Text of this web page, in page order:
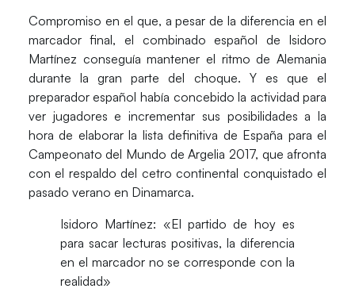
Compromiso en el que, a pesar de la diferencia en el
marcador final, el combinado español de Isidoro
Martínez conseguía mantener el ritmo de Alemania
durante la gran parte del choque. Y es que el
preparador español había concebido la actividad para
ver jugadores e incrementar sus posibilidades a la
hora de elaborar la lista definitiva de España para el
Campeonato del Mundo de Argelia 2017, que afronta
con el respaldo del cetro continental conquistado el
pasado verano en Dinamarca.
Isidoro Martínez: «El partido de hoy es
para sacar lecturas positivas, la diferencia
en el marcador no se corresponde con la
realidad»